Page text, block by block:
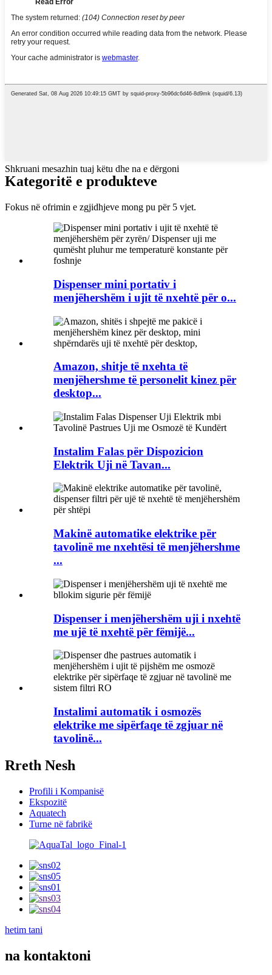
Shkruani mesazhin tuaj këtu dhe na e dërgoni
Kategoritë e produkteve
Fokus në ofrimin e zgjidhjeve mong pu për 5 vjet.
Dispenser mini portativ i
menjëhershëm i ujit të nxehtë për o...
Amazon, shitje të nxehta të
menjëhershme të personelit kinez për
desktop...
Instalim Falas për Dispozicion
Elektrik Uji në Tavan...
Makinë automatike elektrike për
tavolinë me nxehtësi të menjëhershme
...
Dispenser i menjëhershëm uji i nxehtë
me ujë të nxehtë për fëmijë...
Instalimi automatik i osmozës
elektrike me sipërfaqe të zgjuar në
tavolinë...
Rreth Nesh
Profili i Kompanisë
Ekspozitë
Aquatech
Turne në fabrikë
hetim tani
na kontaktoni